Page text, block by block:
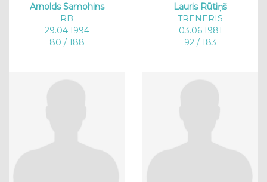
Arnolds Samohins
RB
29.04.1994
80 / 188
Lauris Rūtiņš
TRENERIS
03.06.1981
92 / 183